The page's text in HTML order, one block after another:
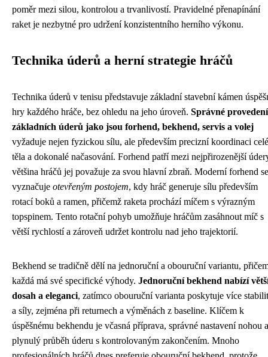
poměr mezi silou, kontrolou a trvanlivostí. Pravidelné přenapínání
raket je nezbytné pro udržení konzistentního herního výkonu.
Technika úderů a herní strategie hráčů
Technika úderů v tenisu představuje základní stavební kámen
hry každého hráče, bez ohledu na jeho úroveň. Správné provedení
základních úderů jako jsou forhend, bekhend, servis a volej
vyžaduje nejen fyzickou sílu, ale především precizní koordinaci
těla a dokonalé načasování. Forhend patří mezi nejpřirozenější
většina hráčů jej považuje za svou hlavní zbraň. Moderní forhend se
vyznačuje otevřeným postojem, kdy hráč generuje sílu především
rotací boků a ramen, přičemž raketa prochází míčem s výrazným
topspinem. Tento rotační pohyb umožňuje hráčům zasáhnout míč s
větší rychlostí a zároveň udržet kontrolu nad jeho trajektorií.
Bekhend se tradičně dělí na jednoruční a obouruční variantu,
každá má své specifické výhody. Jednoruční bekhend nabízí
dosah a eleganci, zatímco obouruční varianta poskytuje více
a síly, zejména při returnech a výměnách z baseline. Klíčem k
úspěšnému bekhendu je včasná příprava, správné nastavení nohou a
plynulý průběh úderu s kontrolovaným zakončením. Mnoho